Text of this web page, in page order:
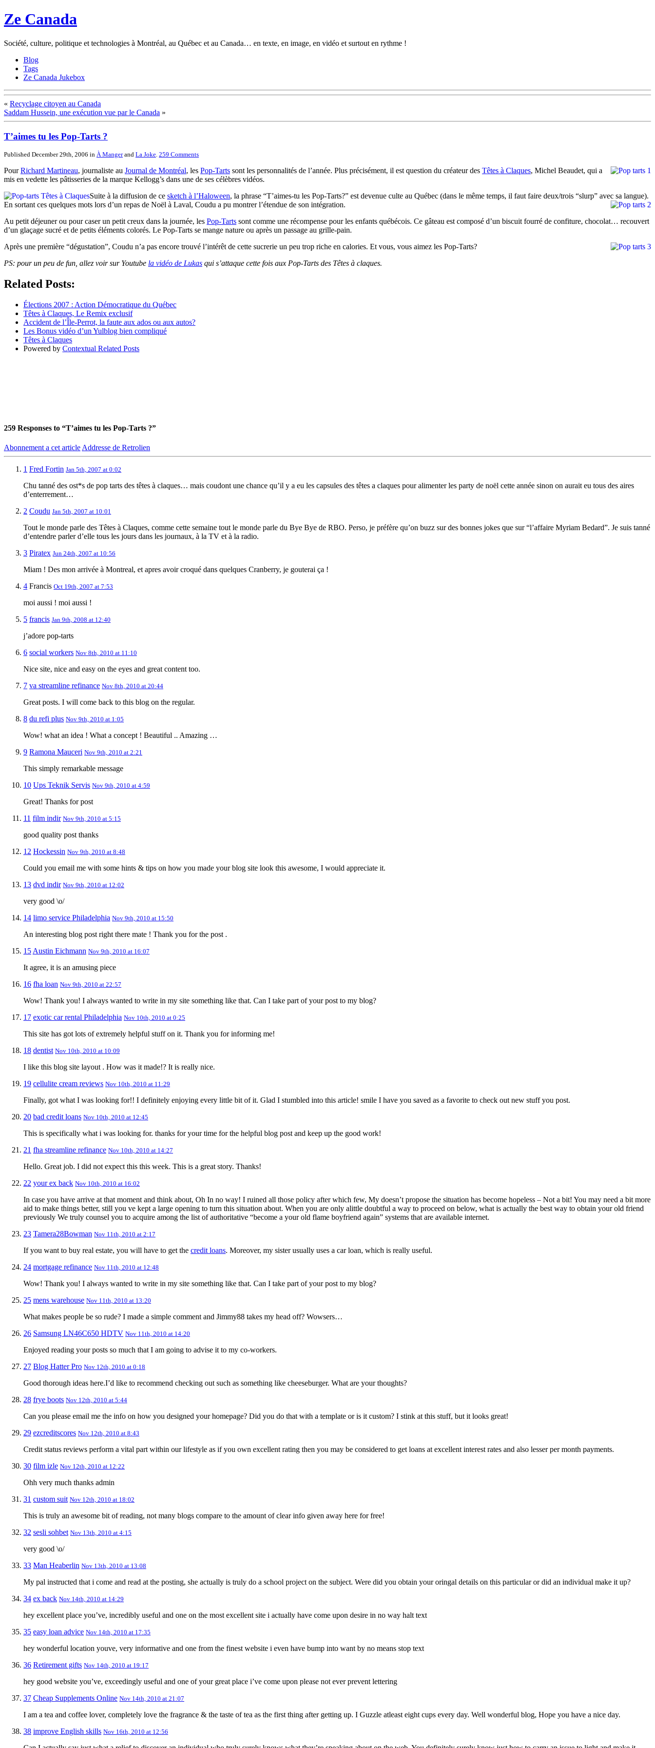
Ze Canada
Société, culture, politique et technologies à Montréal, au Québec et au Canada… en texte, en image, en vidéo et surtout en rythme !
Blog
Tags
Ze Canada Jukebox
« Recyclage citoyen au Canada
Saddam Hussein, une exécution vue par le Canada »
T’aimes tu les Pop-Tarts ?
Published December 29th, 2006 in À Mangerand La Joke. 259 Comments
PourRichard Martineau, journaliste au Journal de Montréal, les Pop-Tarts sont les personnalités de l’année. Plus précisément, il est question du créateur des Têtes à Claques, Michel Beaudet, qui a
mis en vedette les pâtisseries de la marque Kellogg’s dans une de ses célèbres vidéos.
Suite à la diffusion de ce sketch à l’Haloween, la phrase “T’aimes-tu les Pop-Tarts?” est devenue culte au Québec (dans le même temps, il faut faire deux/trois “slurp” avec sa langue).
En sortant ces quelques mots lors d’un repas de Noël à Laval, Coudu a pu montrer l’étendue de son intégration.
Au petit déjeuner ou pour caser un petit creux dans la journée, les Pop-Tarts sont comme une récompense pour les enfants québécois. Ce gâteau est composé d’un biscuit fourré de confiture, chocolat… recouvert
d’un glaçage sucré et de petits éléments colorés. Le Pop-Tarts se mange nature ou après un passage au grille-pain.
Après une première “dégustation”, Coudu n’a pas encore trouvé l’intérêt de cette sucrerie un peu trop riche en calories. Et vous, vous aimez les Pop-Tarts?
PS: pour un peu de fun, allez voir sur Youtube la vidéo de Lukas qui s’attaque cette fois aux Pop-Tarts des Têtes à claques.
Related Posts:
Élections 2007 : Action Démocratique du Québec
Têtes à Claques, Le Remix exclusif
Accident de l’Île-Perrot, la faute aux ados ou aux autos?
Les Bonus vidéo d’un Yulblog bien compliqué
Têtes à Claques
Powered by Contextual Related Posts
259 Responses to “T’aimes tu les Pop-Tarts ?”
Abonnement a cet article Addresse de Retrolien
1 Fred Fortin Jan 5th, 2007 at 0:02
Chu tanné des ost*s de pop tarts des têtes à claques… mais coudont une chance qu’il y a eu les capsules des têtes a claques pour alimenter les party de noël cette année sinon on aurait eu tous des aires
d’enterrement…
2 Coudu Jan 5th, 2007 at 10:01
Tout le monde parle des Têtes à Claques, comme cette semaine tout le monde parle du Bye Bye de RBO. Perso, je préfère qu’on buzz sur des bonnes jokes que sur “l’affaire Myriam Bedard”. Je suis tanné
d’entendre parler d’elle tous les jours dans les journaux, à la TV et à la radio.
3 Piratex Jun 24th, 2007 at 10:56
Miam ! Des mon arrivée à Montreal, et apres avoir croqué dans quelques Cranberry, je gouterai ça !
4 Francis Oct 19th, 2007 at 7:53
moi aussi ! moi aussi !
5 francis Jan 9th, 2008 at 12:40
j’adore pop-tarts
6 social workers Nov 8th, 2010 at 11:10
Nice site, nice and easy on the eyes and great content too.
7 va streamline refinance Nov 8th, 2010 at 20:44
Great posts. I will come back to this blog on the regular.
8 du refi plus Nov 9th, 2010 at 1:05
Wow! what an idea ! What a concept ! Beautiful .. Amazing …
9 Ramona Mauceri Nov 9th, 2010 at 2:21
This simply remarkable message
10 Ups Teknik Servis Nov 9th, 2010 at 4:59
Great! Thanks for post
11 film indir Nov 9th, 2010 at 5:15
good quality post thanks
12 Hockessin Nov 9th, 2010 at 8:48
Could you email me with some hints & tips on how you made your blog site look this awesome, I would appreciate it.
13 dvd indir Nov 9th, 2010 at 12:02
very good \o/
14 limo service Philadelphia Nov 9th, 2010 at 15:50
An interesting blog post right there mate ! Thank you for the post .
15 Austin Eichmann Nov 9th, 2010 at 16:07
It agree, it is an amusing piece
16 fha loan Nov 9th, 2010 at 22:57
Wow! Thank you! I always wanted to write in my site something like that. Can I take part of your post to my blog?
17 exotic car rental Philadelphia Nov 10th, 2010 at 0:25
This site has got lots of extremely helpful stuff on it. Thank you for informing me!
18 dentist Nov 10th, 2010 at 10:09
I like this blog site layout . How was it made!? It is really nice.
19 cellulite cream reviews Nov 10th, 2010 at 11:29
Finally, got what I was looking for!! I definitely enjoying every little bit of it. Glad I stumbled into this article! smile I have you saved as a favorite to check out new stuff you post.
20 bad credit loans Nov 10th, 2010 at 12:45
This is specifically what i was looking for. thanks for your time for the helpful blog post and keep up the good work!
21 fha streamline refinance Nov 10th, 2010 at 14:27
Hello. Great job. I did not expect this this week. This is a great story. Thanks!
22 your ex back Nov 10th, 2010 at 16:02
In case you have arrive at that moment and think about, Oh In no way! I ruined all those policy after which few, My doesn’t propose the situation has become hopeless – Not a bit! You may need a bit more
aid to make things better, still you ve kept a large opening to turn this situation about. When you are only alittle doubtful a way to proceed on below, what is actually the best way to obtain your old friend
previously We truly counsel you to acquire among the list of authoritative “become a your old flame boyfriend again” systems that are available internet.
23 Tamera28Bowman Nov 11th, 2010 at 2:17
If you want to buy real estate, you will have to get the credit loans. Moreover, my sister usually uses a car loan, which is really useful.
24 mortgage refinance Nov 11th, 2010 at 12:48
Wow! Thank you! I always wanted to write in my site something like that. Can I take part of your post to my blog?
25 mens warehouse Nov 11th, 2010 at 13:20
What makes people be so rude? I made a simple comment and Jimmy88 takes my head off? Wowsers…
26 Samsung LN46C650 HDTV Nov 11th, 2010 at 14:20
Enjoyed reading your posts so much that I am going to advise it to my co-workers.
27 Blog Hatter Pro Nov 12th, 2010 at 0:18
Good thorough ideas here.I’d like to recommend checking out such as something like cheeseburger. What are your thoughts?
28 frye boots Nov 12th, 2010 at 5:44
Can you please email me the info on how you designed your homepage? Did you do that with a template or is it custom? I stink at this stuff, but it looks great!
29 ezcreditscores Nov 12th, 2010 at 8:43
Credit status reviews perform a vital part within our lifestyle as if you own excellent rating then you may be considered to get loans at excellent interest rates and also lesser per month payments.
30 film izle Nov 12th, 2010 at 12:22
Ohh very much thanks admin
31 custom suit Nov 12th, 2010 at 18:02
This is truly an awesome bit of reading, not many blogs compare to the amount of clear info given away here for free!
32 sesli sohbet Nov 13th, 2010 at 4:15
very good \o/
33 Man Heaberlin Nov 13th, 2010 at 13:08
My pal instructed that i come and read at the posting, she actually is truly do a school project on the subject. Were did you obtain your oringal details on this particular or did an individual make it up?
34 ex back Nov 14th, 2010 at 14:29
hey excellent place you’ve, incredibly useful and one on the most excellent site i actually have come upon desire in no way halt text
35 easy loan advice Nov 14th, 2010 at 17:35
hey wonderful location youve, very informative and one from the finest website i even have bump into want by no means stop text
36 Retirement gifts Nov 14th, 2010 at 19:17
hey good website you’ve, exceedingly useful and one of your great place i’ve come upon please not ever prevent lettering
37 Cheap Supplements Online Nov 14th, 2010 at 21:07
I am a tea and coffee lover, completely love the fragrance & the taste of tea as the first thing after getting up. I Guzzle atleast eight cups every day. Well wonderful blog, Hope you have a nice day.
38 improve English skills Nov 16th, 2010 at 12:56